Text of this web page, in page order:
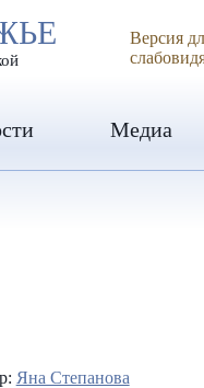
Версия
Медиа
Яна Степанова